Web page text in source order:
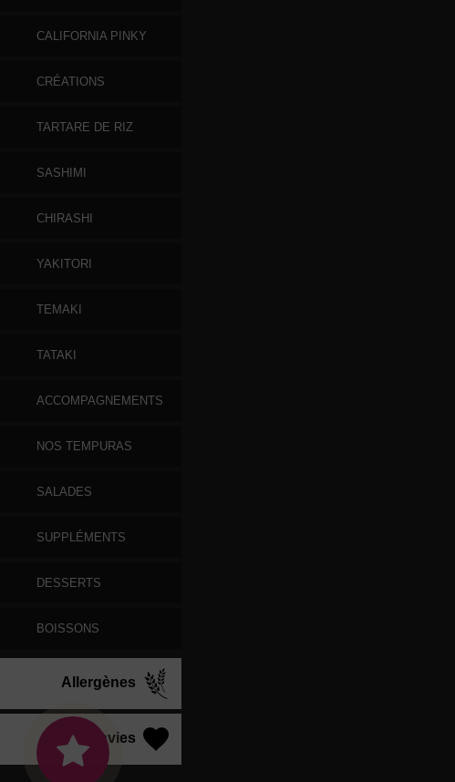
CALIFORNIA PINKY
CRÉATIONS
TARTARE DE RIZ
SASHIMI
CHIRASHI
YAKITORI
TEMAKI
TATAKI
ACCOMPAGNEMENTS
NOS TEMPURAS
SALADES
SUPPLÉMENTS
DESSERTS
BOISSONS
Allergènes
Vos Envies